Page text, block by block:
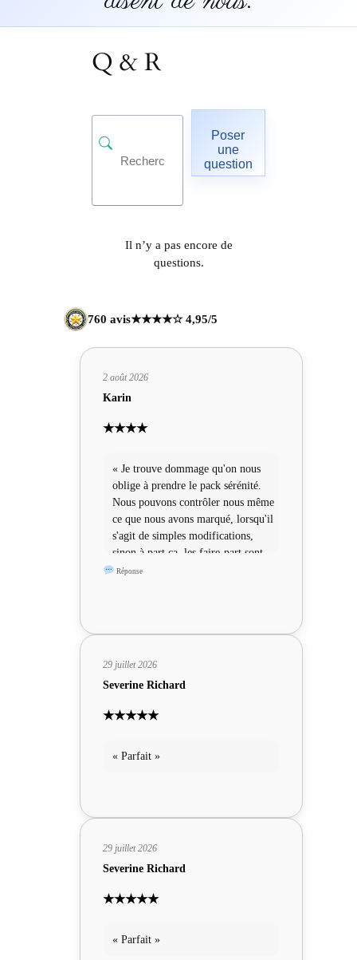
Q & R
Poser
une
question
Il n’y a pas encore de
questions.
760 avis★★★★☆ 4,95/5
2 août 2026
Karin
★★★★
« Je trouve dommage qu'on nous
oblige à prendre le pack sérénité.
Nous pouvons contrôler nous même
ce que nous avons marqué, lorsqu'il
s'agit de simples modifications,
sinon à part ça, les faire-part sont
sympas »
Réponse
29 juillet 2026
Severine Richard
★★★★★
« Parfait »
29 juillet 2026
Severine Richard
★★★★★
« Parfait »